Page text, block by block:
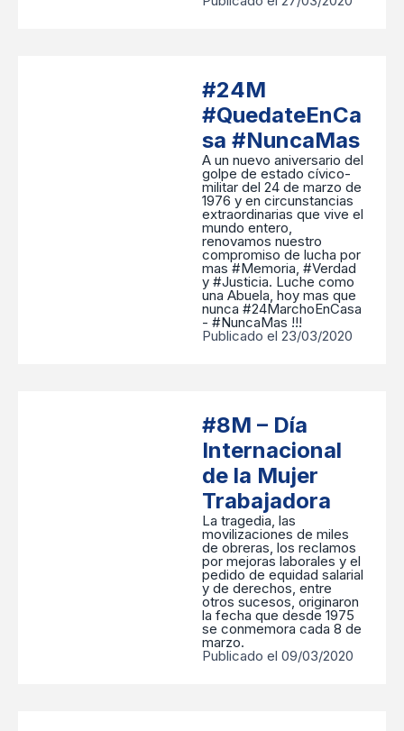
#24M
#QuedateEnCa
sa #NuncaMas
A un nuevo aniversario del
golpe de estado cívico-
militar del 24 de marzo de
1976 y en circunstancias
extraordinarias que vive el
mundo entero,
renovamos nuestro
compromiso de lucha por
mas #Memoria, #Verdad
y #Justicia. Luche como
una Abuela, hoy mas que
nunca #24MarchoEnCasa
- #NuncaMas !!!
Publicado el 23/03/2020
#8M – Día
Internacional
de la Mujer
Trabajadora
La tragedia, las
movilizaciones de miles
de obreras, los reclamos
por mejoras laborales y el
pedido de equidad salarial
y de derechos, entre
otros sucesos, originaron
la fecha que desde 1975
se conmemora cada 8 de
marzo.
Publicado el 09/03/2020